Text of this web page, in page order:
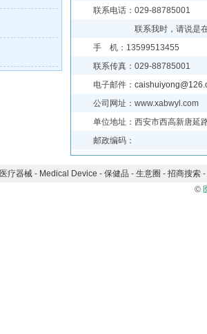
联系电话：029-
联系我时，请说是
手 机：13599513455
联系传真：029-88785001
电子邮件：
公司网址：www.xabwyl.com
单位地址：西安市西高新唐延
邮政编码：
医疗器械 - Medical Device - 保健品 - 生意圈 - 招商搜索 -
©